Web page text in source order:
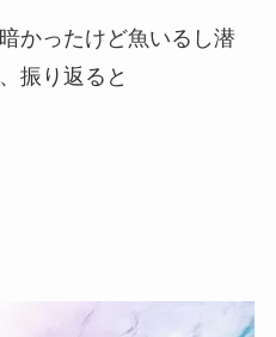
かったけど魚いるし潜
振り返ると